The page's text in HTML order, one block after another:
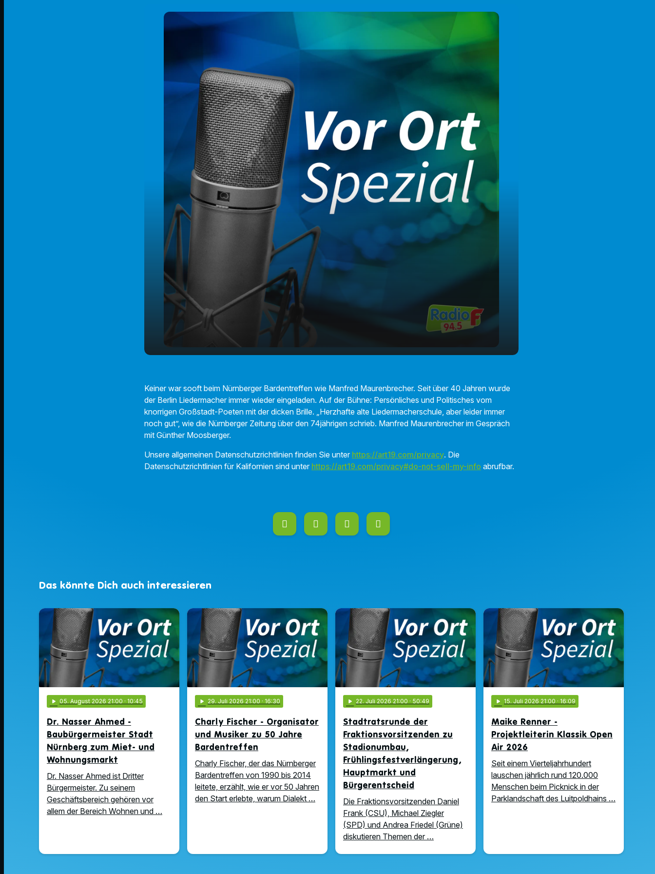
Keiner war sooft beim Nürnberger Bardentreffen wie Manfred Maurenbrecher. Seit über 40 Jahren wurde
der Berlin Liedermacher immer wieder eingeladen. Auf der Bühne: Persönliches und Politisches vom
knorrigen Großstadt-Poeten mit der dicken Brille. „Herzhafte alte Liedermacherschule, aber leider immer
noch gut”, wie die Nürnberger Zeitung über den 74jährigen schrieb. Manfred Maurenbrecher im Gespräch
mit Günther Moosberger.
Unsere allgemeinen Datenschutzrichtlinien finden Sie unter https://art19.com/privacy. Die
Datenschutzrichtlinien für Kalifornien sind unter https://art19.com/privacy#do-not-sell-my-info abrufbar.
Das könnte Dich auch interessieren
play_arrow 05. August 2026 21:00 · 10:45
Dr. Nasser Ahmed -
Baubürgermeister Stadt
Nürnberg zum Miet- und
Wohnungsmarkt
Dr. Nasser Ahmed ist Dritter
Bürgermeister. Zu seinem
Geschäftsbereich gehören vor
allem der Bereich Wohnen und …
play_arrow 29. Juli 2026 21:00 · 16:30
Charly Fischer - Organisator
und Musiker zu 50 Jahre
Bardentreffen
Charly Fischer, der das Nürnberger
Bardentreffen von 1990 bis 2014
leitete, erzählt, wie er vor 50 Jahren
den Start erlebte, warum Dialekt …
play_arrow 22. Juli 2026 21:00 · 50:49
Stadtratsrunde der
Fraktionsvorsitzenden zu
Stadionumbau,
Frühlingsfestverlängerung,
Hauptmarkt und
Bürgerentscheid
Die Fraktionsvorsitzenden Daniel
Frank (CSU), Michael Ziegler
(SPD) und Andrea Friedel (Grüne)
diskutieren Themen der …
play_arrow 15. Juli 2026 21:00 · 16:09
Maike Renner -
Projektleiterin Klassik Open
Air 2026
Seit einem Vierteljahrhundert
lauschen jährlich rund 120.000
Menschen beim Picknick in der
Parklandschaft des Luitpoldhains …